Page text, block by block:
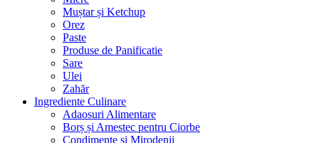
Muștar și Ketchup
Orez
Paste
Produse de Panificatie
Sare
Ulei
Zahăr
Ingrediente Culinare
Adaosuri Alimentare
Borș și Amestec pentru Ciorbe
Condimente și Mirodenii